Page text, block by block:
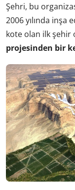
Şehri, bu
2006 yılında inşa
kote olan ilk şehir
projesinden bir